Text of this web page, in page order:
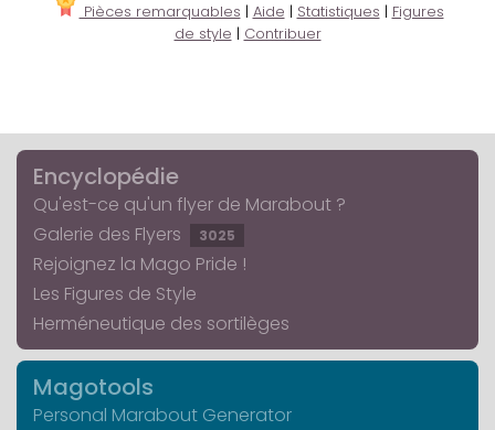
Pièces remarquables | Aide | Statistiques | Figures
de style | Contribuer
Encyclopédie
Qu'est-ce qu'un flyer de Marabout ?
Galerie des Flyers
3025
Rejoignez la Mago Pride !
Les Figures de Style
Herméneutique des sortilèges
Magotools
Personal Marabout Generator